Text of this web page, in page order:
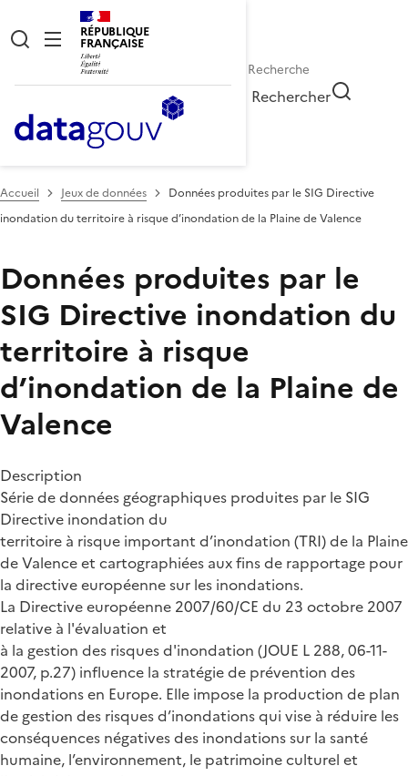
RÉPUBLIQUE
FRANÇAISE
Rechercher
Accueil Jeux de données
Données produites par le SIG Directive
inondation du territoire à risque d’inondation de la Plaine de Valence
Données produites par le
SIG Directive inondation du
territoire à risque
d’inondation de la Plaine de
Valence
Description
Série de données géographiques produites par le SIG
Directive inondation du
territoire à risque important d’inondation (TRI) de la Plaine
de Valence et cartographiées aux fins de rapportage pour
la directive européenne sur les inondations.
La Directive européenne 2007/60/CE du 23 octobre 2007
relative à l'évaluation et
à la gestion des risques d'inondation (JOUE L 288, 06-11-
2007, p.27) influence la stratégie de prévention des
inondations en Europe. Elle impose la production de plan
de gestion des risques d’inondations qui vise à réduire les
conséquences négatives des inondations sur la santé
humaine, l’environnement, le patrimoine culturel et